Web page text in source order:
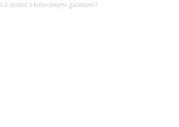
Co zrobić z kolorowymi gazetami?